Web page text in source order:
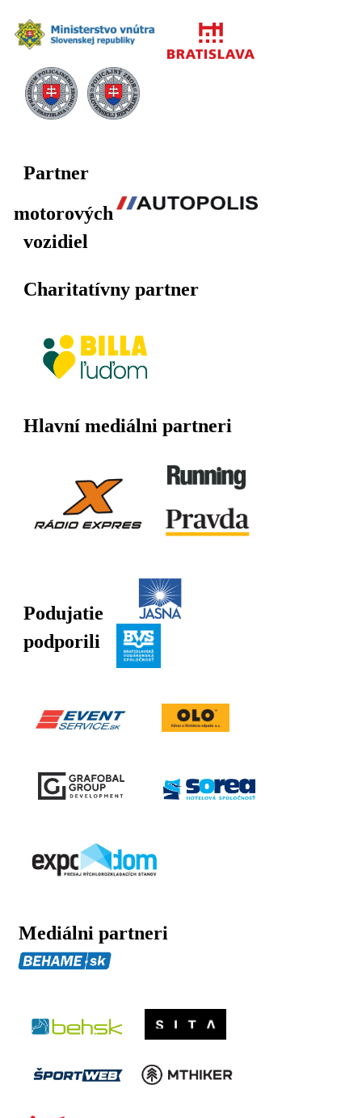
Partner
motorových
vozidiel
Charitatívny partner
Hlavní mediálni partneri
Podujatie
podporili
Mediálni partneri